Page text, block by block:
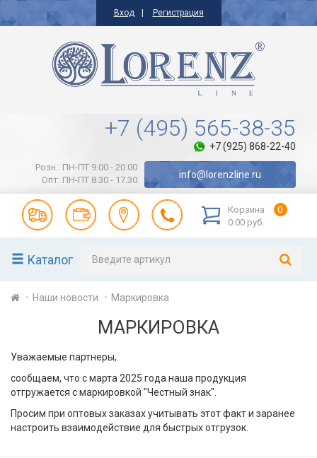
Вход Регистрация
+7 (495) 565-38-35
+7 (925) 868-22-40
Розн.: ПН-ПТ 9.00 - 20.00
Опт: ПН-ПТ 8.30 - 17.30
info@lorenzline.ru
Корзина
0
0.00 руб.
Каталог
Наши новости Маркировка
МАРКИРОВКА
Уважаемые партнеры,
сообщаем, что с марта 2025 года наша продукция
отгружается с маркировкой "Честный знак".
Просим при оптовых заказах учитывать этот факт и заранее
настроить взаимодействие для быстрых отгрузок.